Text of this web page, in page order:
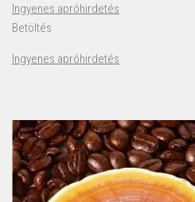
Ingyenes apróhirdetés
Betöltés
Ingyenes apróhirdetés